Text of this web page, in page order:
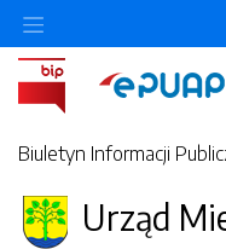
Biuletyn Informacji
Urząd